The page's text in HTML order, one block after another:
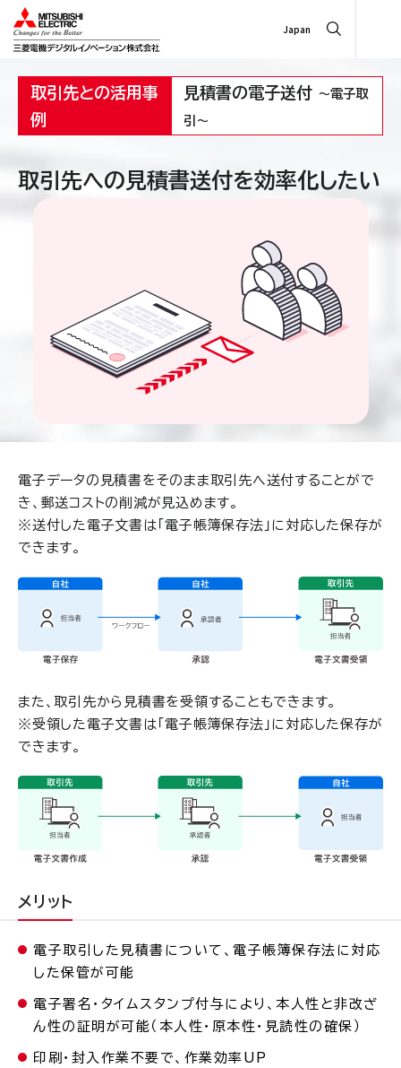
Japan
取引先との活用事
例
見積書の電子送付 ～電子取
引～
取引先への見積書送付を効率化したい
電子データの見積書をそのまま取引先へ送付することがで
き、郵送コストの削減が見込めます。
※送付した電子文書は「電子帳簿保存法」に対応した保存が
できます。
また、取引先から見積書を受領することもできます。
※受領した電子文書は「電子帳簿保存法」に対応した保存が
できます。
メリット
電子取引した見積書について、電子帳簿保存法に対応
した保管が可能
電子署名・タイムスタンプ付与により、本人性と非改ざ
ん性の証明が可能（本人性・原本性・見読性の確保）
印刷・封入作業不要で、作業効率UP